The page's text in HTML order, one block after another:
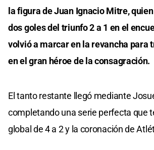
la figura de Juan Ignacio Mitre,
dos goles del triunfo 2 a 1 en el
volvió a marcar en la revancha para
en el gran héroe de la consagración.
El tanto restante llegó mediante
completando una serie perfecta que
global de 4 a 2 y la coronación de